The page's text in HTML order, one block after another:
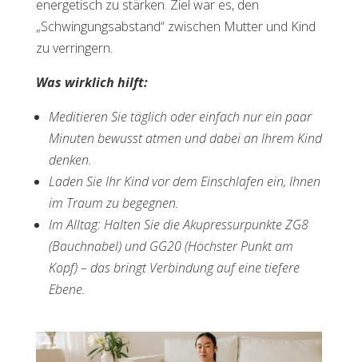
energetisch zu stärken. Ziel war es, den
„Schwingungsabstand“ zwischen Mutter und Kind
zu verringern.
Was wirklich hilft:
Meditieren Sie täglich oder einfach nur ein paar
Minuten bewusst atmen und dabei an Ihrem Kind
denken.
Laden Sie Ihr Kind vor dem Einschlafen ein, Ihnen
im Traum zu begegnen.
Im Alltag: Halten Sie die Akupressurpunkte ZG8
(Bauchnabel) und GG20 (Höchster Punkt am
Kopf) – das bringt Verbindung auf eine tiefere
Ebene.